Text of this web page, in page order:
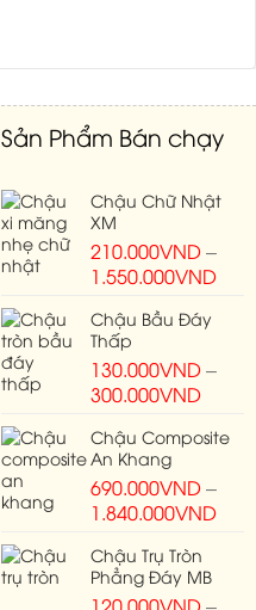
Sản Phẩm Bán chạy
Chậu Chữ Nhật
XM
210.000VND–
1.550.000VND
Chậu Bầu Đáy
Thấp
130.000VND–
300.000VND
Chậu Composite
An Khang
690.000VND–
1.840.000VND
Chậu Trụ Tròn
Phẳng Đáy MB